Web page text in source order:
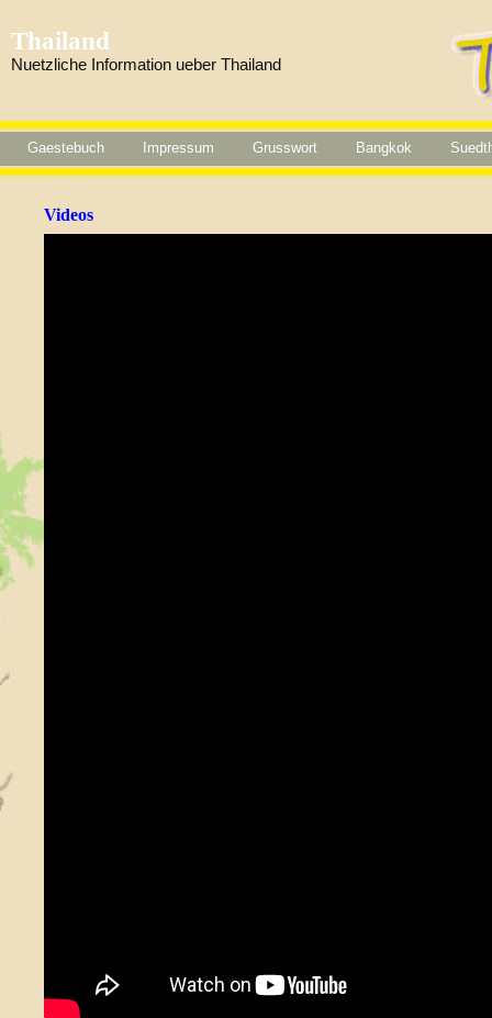
Thailand
Nuetzliche Information ueber Thailand
Gaestebuch Impressum Grusswort Bangkok
Videos